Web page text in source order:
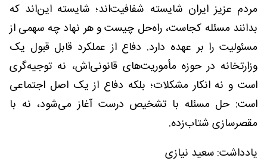
مردم عزیز ایران شایسته شفافیت‌اند؛ شایسته این‌اند که
بدانند مسئله کجاست، راه‌حل چیست و هر نهاد چه سهمی از
مسئولیت را بر عهده دارد. دفاع از عملکرد قابل قبول یک
وزارتخانه در حوزه مأموریت‌های قانونی‌اش، نه توجیه‌گری
است و نه انکار مشکلات؛ بلکه دفاع از یک اصل اجتماعی
است: حل مسئله با تشخیص درست آغاز می‌شود، نه با
مقصرسازی شتاب‌زده.
یادداشت: سعید نیازی